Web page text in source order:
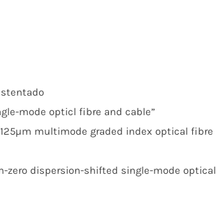
mode opticl fibre and cable”
multimode graded index optical fibre
zero dispersion-shifted single-mode optical